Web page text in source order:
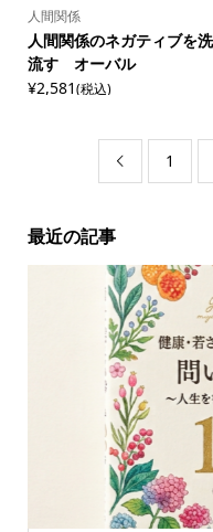
人間関係
人間関係のネガティブを
流す オーバル
¥2,581(税込)
 1
最近の記事